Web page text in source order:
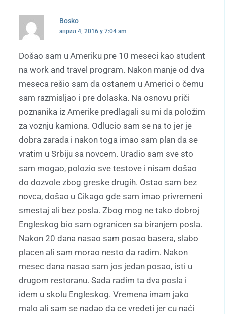
Bosko
април 4, 2016 у 7:04 am
Došao sam u Ameriku pre 10 meseci kao student
na work and travel program. Nakon manje od dva
meseca rešio sam da ostanem u Americi o čemu
sam razmisljao i pre dolaska. Na osnovu priči
poznanika iz Amerike predlagali su mi da položim
za voznju kamiona. Odlucio sam se na to jer je
dobra zarada i nakon toga imao sam plan da se
vratim u Srbiju sa novcem. Uradio sam sve sto
sam mogao, polozio sve testove i nisam došao
do dozvole zbog greske drugih. Ostao sam bez
novca, došao u Cikago gde sam imao privremeni
smestaj ali bez posla. Zbog mog ne tako dobroj
Engleskog bio sam ogranicen sa biranjem posla.
Nakon 20 dana nasao sam posao basera, slabo
placen ali sam morao nesto da radim. Nakon
mesec dana nasao sam jos jedan posao, isti u
drugom restoranu. Sada radim ta dva posla i
idem u skolu Engleskog. Vremena imam jako
malo ali sam se nadao da ce vredeti jer cu naći